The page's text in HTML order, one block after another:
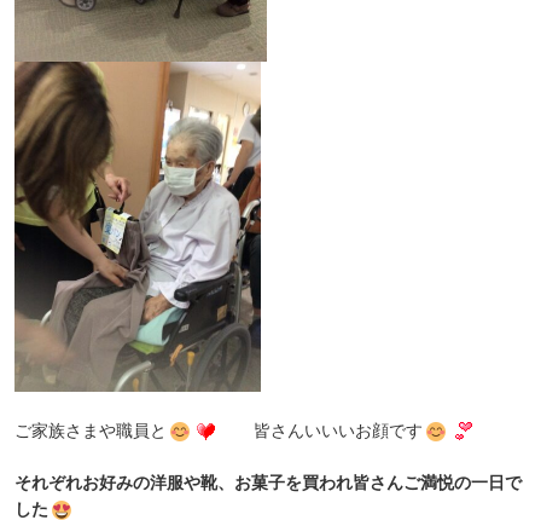
ご家族さまや職員と 皆さんいいいお顔です
それぞれお好みの洋服や靴、お菓子を買われ皆さんご満悦の一日で
した